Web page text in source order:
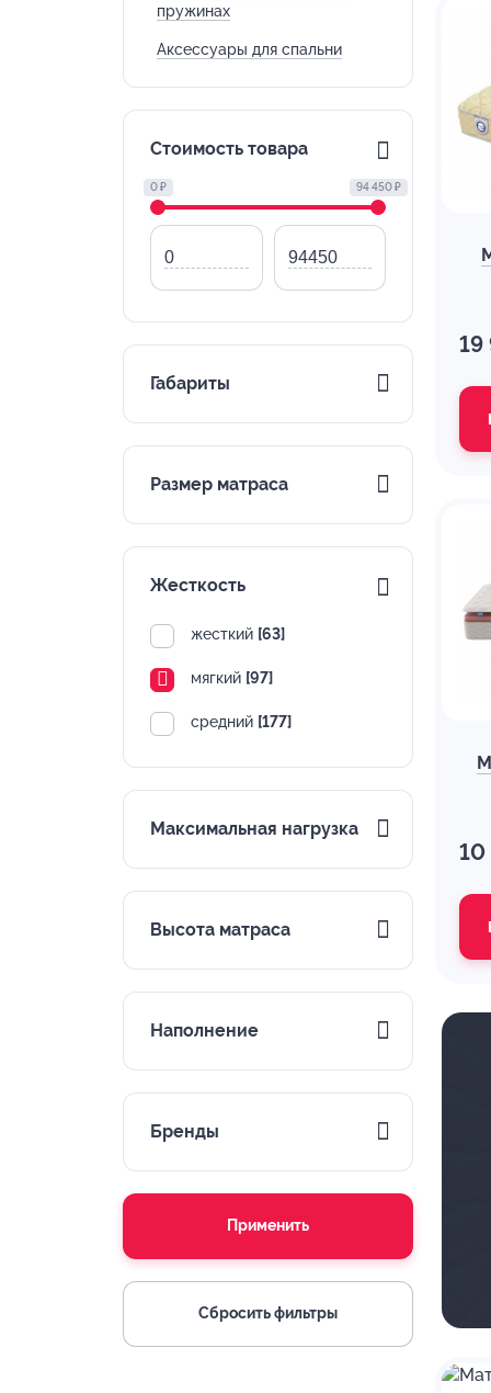
пружинах
Аксессуары для спальни
Стоимость товара
0 ₽ 94 450 ₽
Габариты
Размер матраса
Жесткость
жесткий [63]
мягкий [97]
средний [177]
Максимальная нагрузка
Высота матраса
Наполнение
Бренды
Применить
Сбросить фильтры
19
10